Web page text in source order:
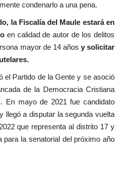
condenarlo a una pena.
la Fiscalía del Maule estará en
en calidad de autor de los delitos
mayor de 14 años y solicitar
el Partido de la Gente y se asoció
de la Democracia Cristiana
En mayo de 2021 fue candidato
llegó a disputar la segunda vuelta
que representa al distrito 17 y
la senatorial del próximo año